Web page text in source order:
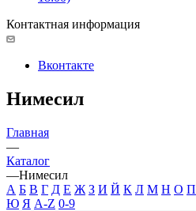
Контактная информация
Вконтакте
Нимесил
Главная
—
Каталог
—Нимесил
А Б В Г Д Е Ж З И Й К Л М Н О П
Ю Я A-Z 0-9